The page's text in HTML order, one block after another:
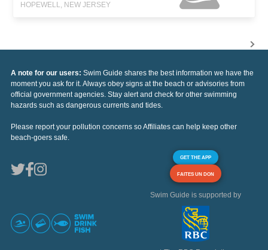
HOPEWELL, NEW JERSEY
A note for our users: Swim Guide shares the best information we have the
moment you ask for it. Always obey signs at the beach or advisories from
official government agencies. Stay alert and check for other swimming
hazards such as dangerous currents and tides.
Please report your pollution concerns so Affiliates can help keep other
beach-goers safe.
GET THE APP
FAITES UN DON
Swim Guide is supported by